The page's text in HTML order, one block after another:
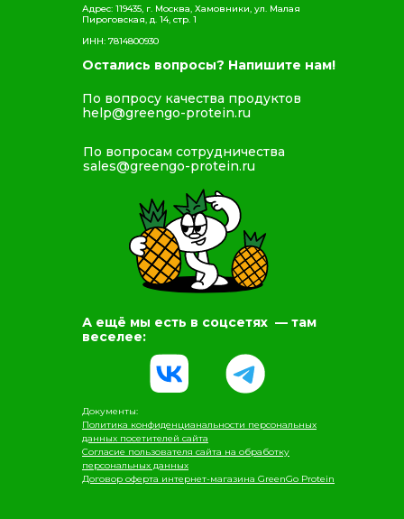
А ещё мы есть в соцсетях — там
веселее:
Остались вопросы? Напишите нам!
По вопросам сотрудничества
sales@greengo-protein.ru
По вопросу качества продуктов
help@greengo-protein.ru
Адрес: 119435, г. Москва, Хамовники, ул. Малая
Пироговская, д. 14, стр. 1
ИНН: 7814800930
Документы:
Политика конфиденцианальности персональных
данных посетителей сайта
Согласие пользователя сайта на обработку
персональных данных
Договор оферта интернет-магазина GreenGo Protein